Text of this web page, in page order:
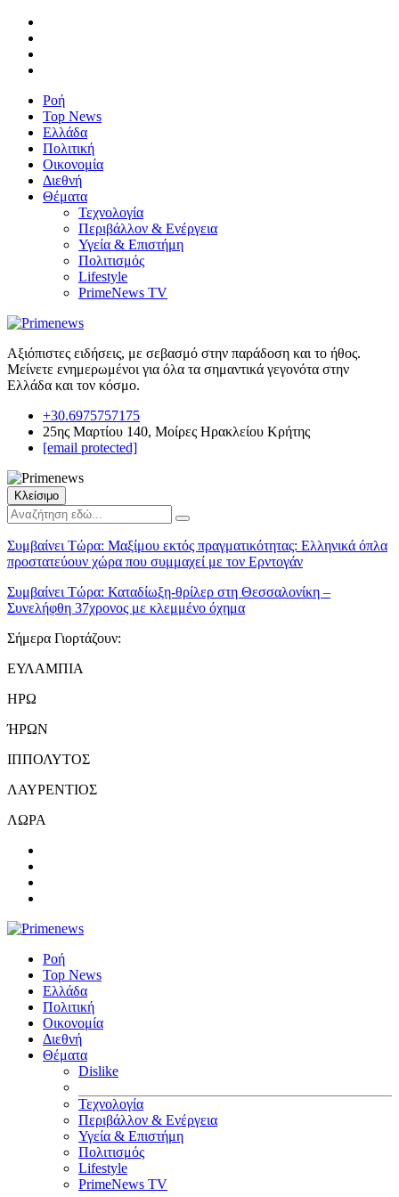
Ροή
Top News
Ελλάδα
Πολιτική
Οικονομία
Διεθνή
Θέματα
Τεχνολογία
Περιβάλλον & Ενέργεια
Υγεία & Επιστήμη
Πολιτισμός
Lifestyle
PrimeNews TV
Αξιόπιστες ειδήσεις, με σεβασμό στην παράδοση και το ήθος.
Μείνετε ενημερωμένοι για όλα τα σημαντικά γεγονότα στην
Ελλάδα και τον κόσμο.
+30.6975757175
25ης Μαρτίου 140, Μοίρες Ηρακλείου Κρήτης
[email protected]
Κλείσιμο
Συμβαίνει Τώρα: Μαξίμου εκτός πραγματικότητας: Ελληνικά όπλα
προστατεύουν χώρα που συμμαχεί με τον Ερντογάν
Συμβαίνει Τώρα: Καταδίωξη-θρίλερ στη Θεσσαλονίκη –
Συνελήφθη 37χρονος με κλεμμένο όχημα
Σήμερα Γιορτάζουν:
ΕΥΛΑΜΠΙΑ
ΗΡΩ
ΉΡΩΝ
ΙΠΠΟΛΥΤΟΣ
ΛΑΥΡΕΝΤΙΟΣ
ΛΩΡΑ
Ροή
Top News
Ελλάδα
Πολιτική
Οικονομία
Διεθνή
Θέματα
Dislike
Τεχνολογία
Περιβάλλον & Ενέργεια
Υγεία & Επιστήμη
Πολιτισμός
Lifestyle
PrimeNews TV